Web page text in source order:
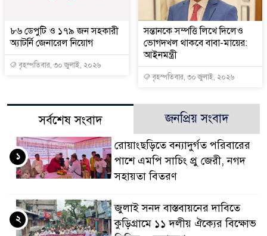
৮৬ ডেপুটি ও ১৭৯ জন সহকারী
অ্যাটর্নি জেনারেল নিয়োগ
বৃহস্পতিবার, ৩০ জুলাই, ২০২৬
সন্তানকে সম্পত্তি লিখে দিলেও
ভোগদখল থাকবে বাবা-মায়ের:
আইনমন্ত্রী
বৃহস্পতিবার, ৩০ জুলাই, ২০২৬
সর্বশেষ সংবাদ জনপ্রিয় সংবাদ
রোয়াংছড়িতে বন্যাদুর্গত পরিবারের
পাশে এমপি সাচিং প্রু জেরী, নগদ
সহায়তা বিতরণ
১
জুলাই সনদ বাস্তবায়নের দাবিতে
কুড়িগ্রামে ১১ দলীয় ঐক্যের বিক্ষোভ
২